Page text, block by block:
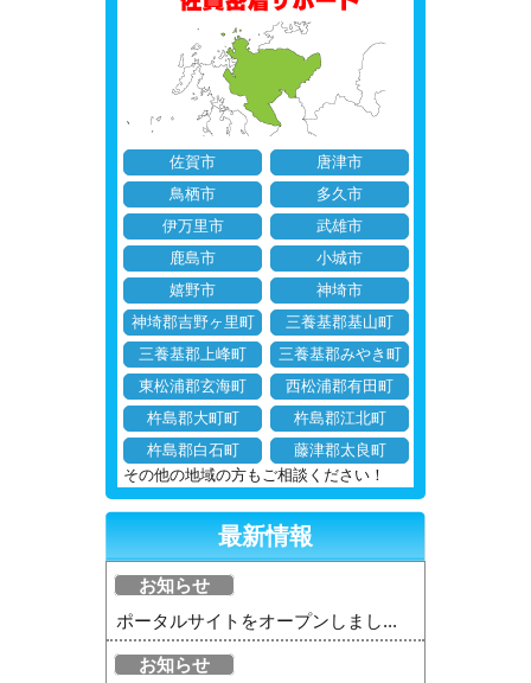
佐賀市
唐津市
鳥栖市
多久市
伊万里市
武雄市
鹿島市
小城市
嬉野市
神埼市
神埼郡吉野ヶ里町
三養基郡基山町
三養基郡上峰町
三養基郡みやき町
東松浦郡玄海町
西松浦郡有田町
杵島郡大町町
杵島郡江北町
杵島郡白石町
藤津郡太良町
その他の地域の方もご相談ください！
最新情報
お知らせ
ポータルサイトをオープンしまし...
お知らせ